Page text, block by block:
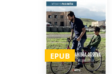
EPUB